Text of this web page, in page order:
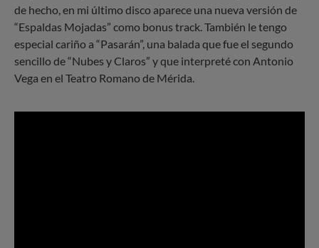
de hecho, en mi último disco aparece una nueva versión de
“Espaldas Mojadas” como bonus track. También le tengo
especial cariño a “Pasarán”, una balada que fue el segundo
sencillo de “Nubes y Claros” y que interpreté con Antonio
Vega en el Teatro Romano de Mérida.